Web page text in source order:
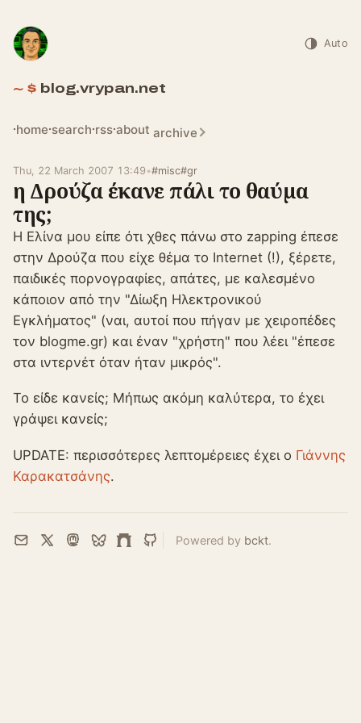
blog.vrypan.net
home search rss about archive
Auto
Thu, 22 March 2007 13:49•#misc#gr
η Δρούζα έκανε πάλι το θαύμα
της;
Η Ελίνα μου είπε ότι χθες πάνω στο zapping έπεσε
στην Δρούζα που είχε θέμα το Internet (!), ξέρετε,
παιδικές πορνογραφίες, απάτες, με καλεσμένο
κάποιον από την "Δίωξη Ηλεκτρονικού
Εγκλήματος" (ναι, αυτοί που πήγαν με χειροπέδες
τον blogme.gr) και έναν "χρήστη" που λέει "έπεσε
στα ιντερνέτ όταν ήταν μικρός".
Το είδε κανείς; Μήπως ακόμη καλύτερα, το έχει
γράψει κανείς;
UPDATE: περισσότερες λεπτομέρειες έχει ο Γιάννης
Καρακατσάνης.
Email
X Mastodon
BlueskyFarcaster
GitHub
Powered by bckt.